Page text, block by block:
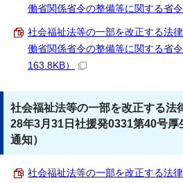
働省関係省令の整備等に関する省
社会福祉法等の一部を改正する法
働省関係省令の整備等に関する省
163.8KB）
社会福祉法等の一部を改正する法
28年3月31日社援発0331第40号
通知）
社会福祉法等の一部を改正する法